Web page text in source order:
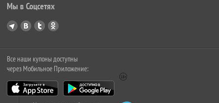
Мы в Соцсетях
Все наши купоны доступны
через Мобильное Приложение: